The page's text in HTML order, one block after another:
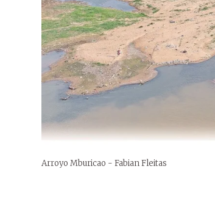
Arroyo Mburicao - Fabian Fleitas